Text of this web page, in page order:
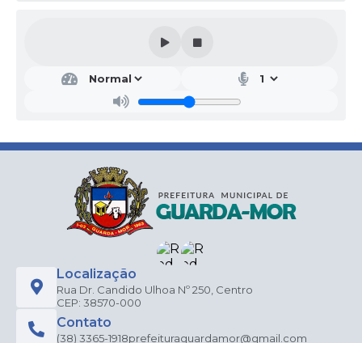
Localização
Rua Dr. Candido Ulhoa Nº 250, Centro
CEP: 38570-000
Contato
(38) 3365-1918prefeituraguardamor@gmail.com